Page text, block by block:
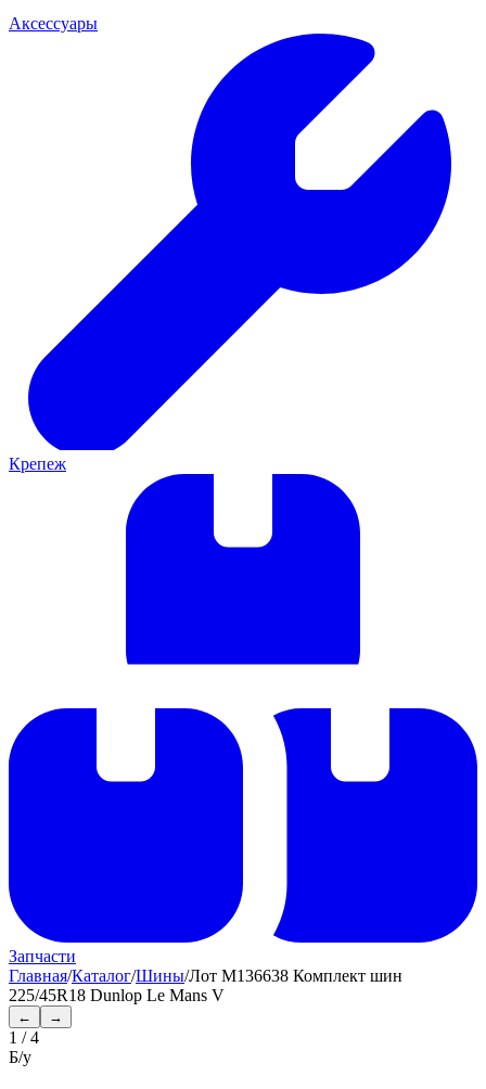
Аксессуары
Крепеж
Запчасти
Главная/Каталог/Шины/Лот M136638 Комплект шин
225/45R18 Dunlop Le Mans V
← →
1 /4
Б/у